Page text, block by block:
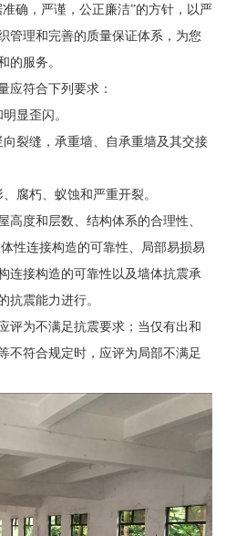
确，严谨，公正廉洁”的方针，以严
管理和完善的质量保证体系，为您
的服务。
应符合下列要求：
显歪闪。
裂缝，承重墙、自承重墙及其交接
腐朽、蚁蚀和严重开裂。
高度和层数、结构体系的合理性、
性连接构造的可靠性、局部易损易
连接构造的可靠性以及墙体抗震承
抗震能力进行。
评为不满足抗震要求；当仅有出和
不符合规定时，应评为局部不满足